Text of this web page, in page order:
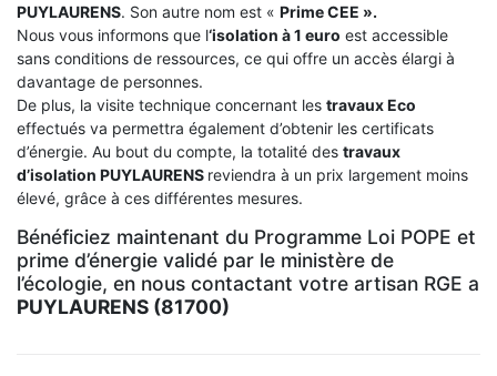
PUYLAURENS. Son autre nom est « Prime CEE ».
Nous vous informons que l‘isolation à 1 euro est accessible
sans conditions de ressources, ce qui offre un accès élargi à
davantage de personnes.
De plus, la visite technique concernant les travaux Eco
effectués va permettra également d’obtenir les certificats
d’énergie. Au bout du compte, la totalité des travaux
d’isolation PUYLAURENS reviendra à un prix largement moins
élevé, grâce à ces différentes mesures.
Bénéficiez maintenant du Programme Loi POPE et
prime d’énergie validé par le ministère de
l’écologie, en nous contactant votre artisan RGE a
PUYLAURENS (81700)